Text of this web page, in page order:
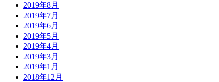
2019年8月
2019年7月
2019年6月
2019年5月
2019年4月
2019年3月
2019年1月
2018年12月